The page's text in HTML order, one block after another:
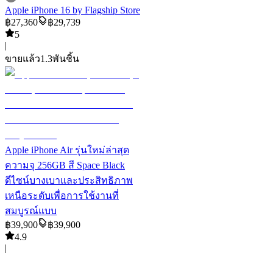
Apple iPhone 16 by Flagship Store
฿27,360 ฿29,739
5
|
ขายแล้ว1.3พันชิ้น
Apple iPhone Air รุ่นใหม่ล่าสุด
ความจุ 256GB สี Space Black
ดีไซน์บางเบาและประสิทธิภาพ
เหนือระดับเพื่อการใช้งานที่
สมบูรณ์แบบ
฿39,900 ฿39,900
4.9
|